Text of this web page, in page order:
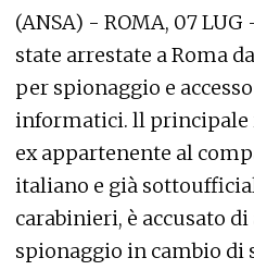
(ANSA) - ROMA, 07
state arrestate a Roma
per spionaggio e
informatici. ll principale
ex appartenente al
italiano e già
carabinieri, è accusato
spionaggio in cambio di